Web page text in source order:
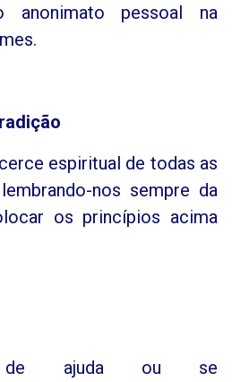
anonimato pessoal na
espiritual de todas as
nos sempre da
os princípios acima
de ajuda ou se